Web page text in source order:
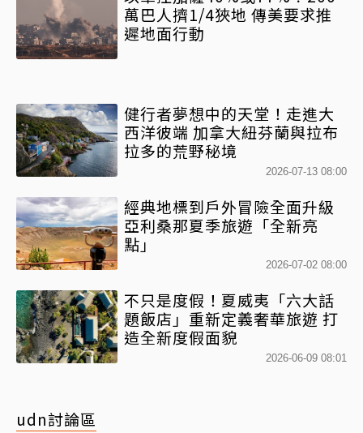
萬巴人擠1/4狹地 傳美要求推
遲地面行動
健行者夢想中的天堂！走進大
西洋彼端 加拿大紐芬蘭與拉布
拉多的荒野秘境
2026-07-13 08:00
經典地標到戶外冒險全面升級
亞利桑那夏季旅遊「全新亮
點」
2026-07-02 08:00
不只是度假！夏威夷「六大話
題飯店」重新定義奢華旅遊 打
造全新度假面貌
2026-06-09 08:01
udn討論區